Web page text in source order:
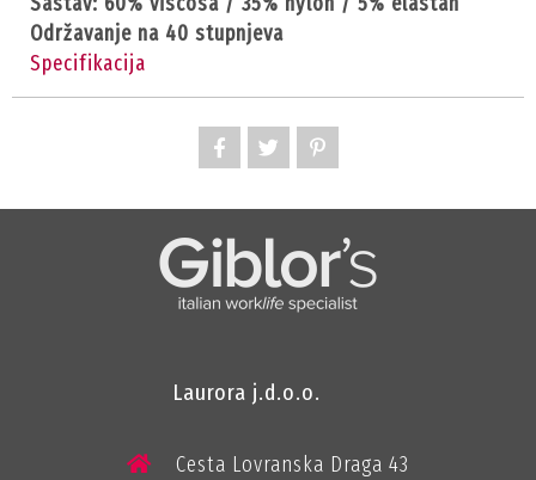
održavanje na 40 stupnjeva
Specifikacija
Laurora j.d.o.o.
Cesta Lovranska Draga 43